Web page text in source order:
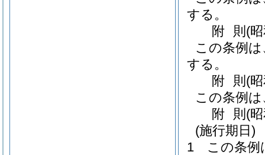
する。
附 則 (
この条例
する。
附 則 (
この条例
附 則 (
(施行期日)
1
この条例